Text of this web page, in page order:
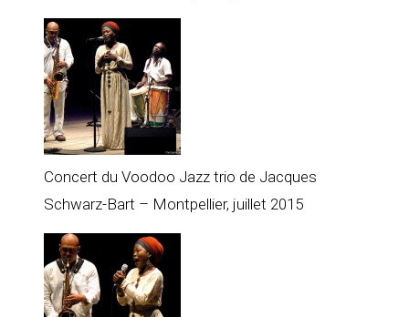
Concert du Voodoo Jazz trio de Jacques
Schwarz-Bart – Montpellier, juillet 2015